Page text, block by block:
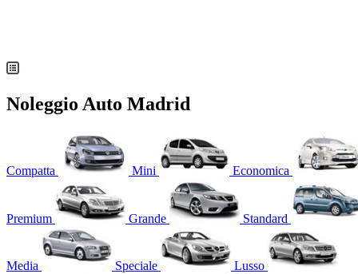
Noleggio Auto Madrid
Compatta Mini Economica
Premium Grande Standard
Media Speciale Lusso